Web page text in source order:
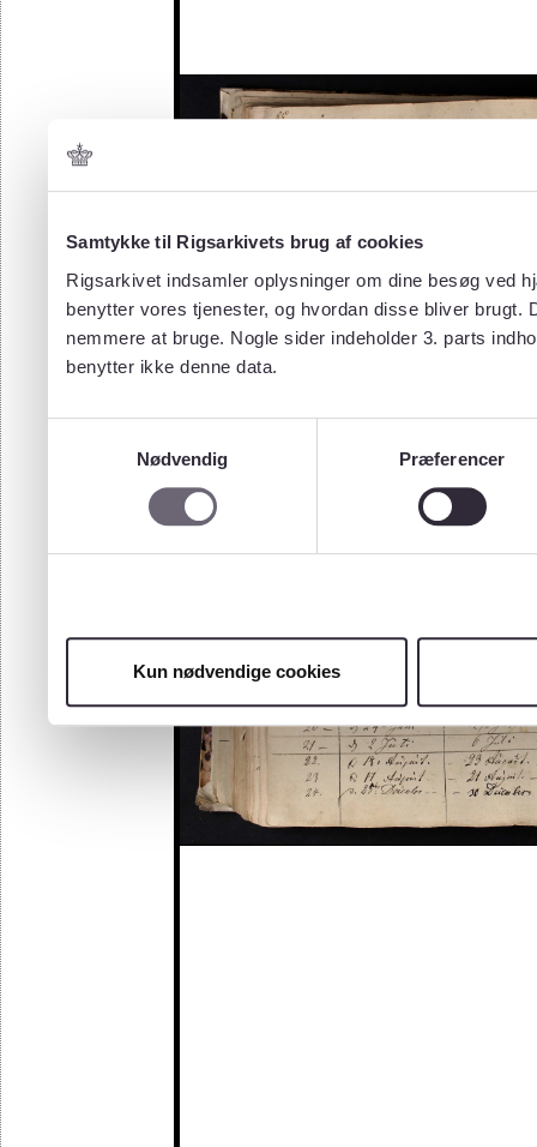
Samtykke til Rigsarkivets brug af cookies
Rigsarkivet indsamler oplysninger om dine besøg ved
benytter vores tjenester, og hvordan disse bliver
nemmere at bruge. Nogle sider indeholder 3. parts
benytter ikke denne data.
Nødvendig
Præferencer
Kun nødvendige cookies